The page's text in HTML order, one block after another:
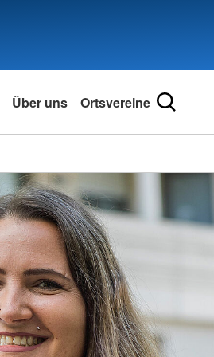
Über uns Ortsvereine